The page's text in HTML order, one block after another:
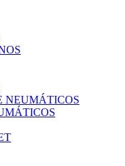
NEUMÁTICOS